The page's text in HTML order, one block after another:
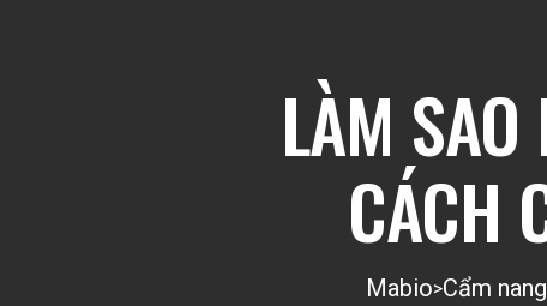
LÀM
CÁCH
Mabio>Cẩm nang